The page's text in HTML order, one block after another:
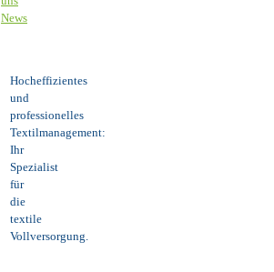
News
Hocheffizientes
und
professionelles
Textilmanagement:
Ihr
Spezialist
für
die
textile
Vollversorgung.